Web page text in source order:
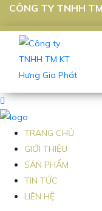
CÔNG TY TNHH
TRANG CHỦ
GIỚI THIỆU
SẢN PHẨM
TIN TỨC
LIÊN HỆ